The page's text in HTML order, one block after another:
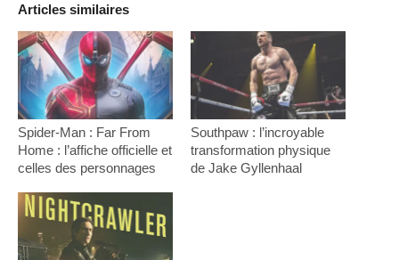
Articles similaires
Spider-Man : Far From
Home : l’affiche officielle et
celles des personnages
Southpaw : l’incroyable
transformation physique
de Jake Gyllenhaal